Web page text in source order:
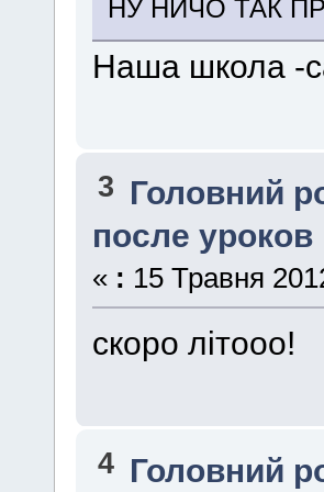
НУ НИЧО ТАК
Наша школа -
3 Головний
после уроков
« : 15 Травня
скоро літооо!
4 Головний